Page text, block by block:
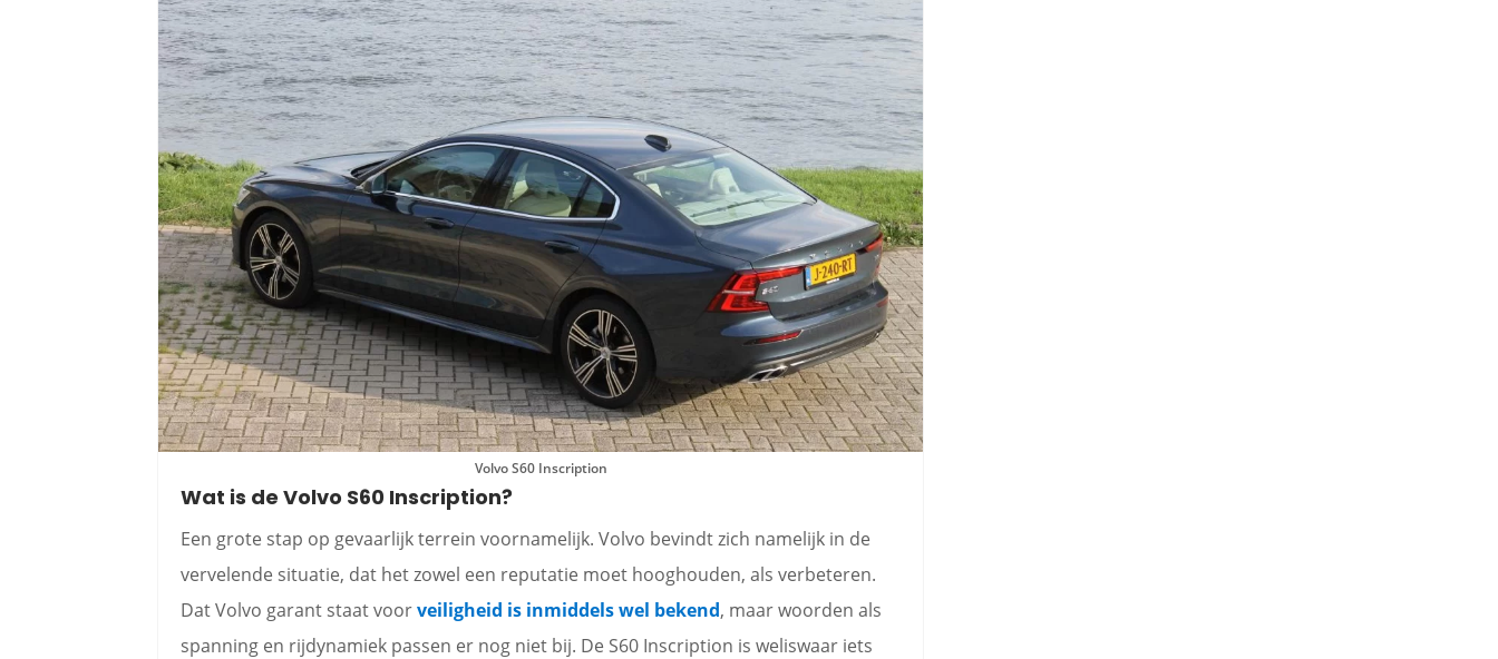
Volvo S60 Inscription
Wat is de Volvo S60 Inscription?
Een grote stap op gevaarlijk terrein voornamelijk. Volvo bevindt zich namelijk in de
vervelende situatie, dat het zowel een reputatie moet hooghouden, als verbeteren.
Dat Volvo garant staat voorveiligheid is inmiddels wel bekend, maar woorden als
spanning en rijdynamiek passen er nog niet bij. De S60 Inscription is weliswaar iets